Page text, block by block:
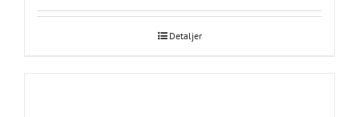
Detaljer